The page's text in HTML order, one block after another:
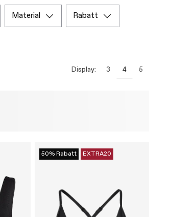
material rabatt
Display: 3 4 5
50% Rabatt EXTRA20